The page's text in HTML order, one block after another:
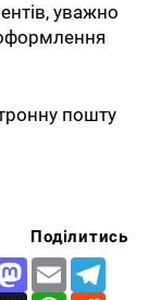
уважно
пошту
Поділитись
Mastodon
Email